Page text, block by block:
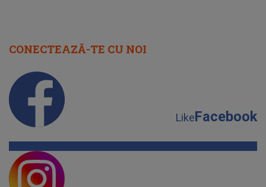
CONECTEAZĂ-TE CU NOI
LikeFacebook